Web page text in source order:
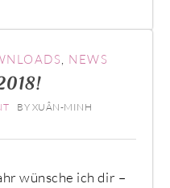
NEWS
BY XUÂN-MINH
wünsche ich dir –